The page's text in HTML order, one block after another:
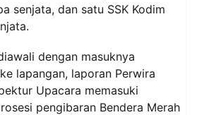
senjata, dan satu SSK Kodim
dengan masuknya
lapangan, laporan Perwira
Upacara memasuki
pengibaran Bendera Merah